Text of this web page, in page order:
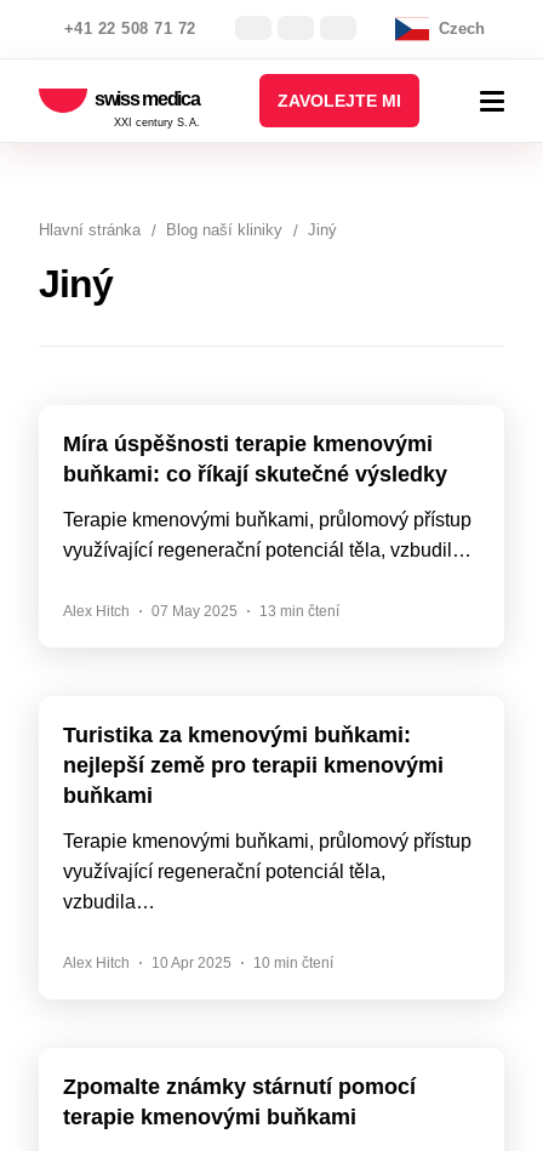
+41 22 508 71 72 Czech
swiss medica
XXI century S.A.
ZAVOLEJTE MI
Hlavní stránka Blog naší kliniky Jiný
Jiný
Míra úspěšnosti terapie kmenovými
buňkami: сo říkají skutečné výsledky
Terapie kmenovými buňkami, průlomový přístup
využívající regenerační potenciál těla, vzbudil…
Alex Hitch 07 May 2025 13 min čtení
Turistika za kmenovými buňkami:
nejlepší země pro terapii kmenovými
buňkami
Terapie kmenovými buňkami, průlomový přístup
využívající regenerační potenciál těla,
vzbudila…
Alex Hitch 10 Apr 2025 10 min čtení
Zpomalte známky stárnutí pomocí
terapie kmenovými buňkami